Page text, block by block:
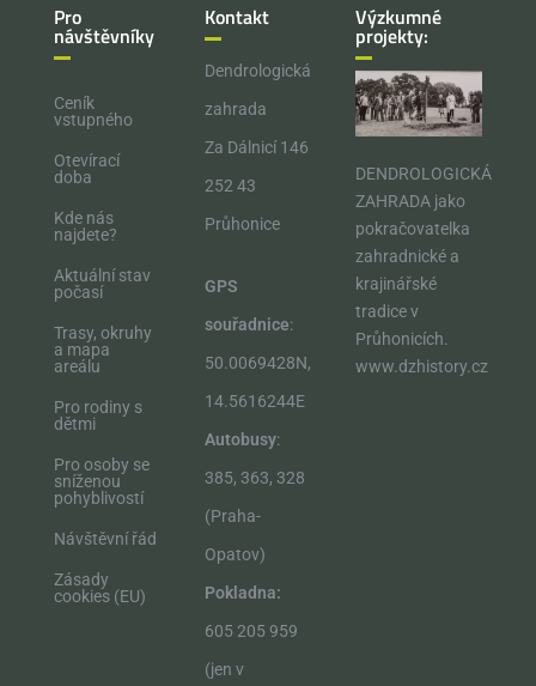
Pro
návštěvníky
Ceník
vstupného
Otevírací
doba
Kde nás
najdete?
Aktuální stav
počasí
Trasy, okruhy
a mapa
areálu
Pro rodiny s
dětmi
Pro osoby se
sníženou
pohyblivostí
Návštěvní řád
Zásady
cookies (EU)
Kontakt
Dendrologická
zahrada
Za Dálnicí 146
252 43
Průhonice
GPS
souřadnice:
50.0069428N,
14.5616244E
Autobusy:
385, 363, 328
(Praha-
Opatov)
Pokladna:
605 205 959
(jen v
Výzkumné
projekty:
DENDROLOGICKÁ
ZAHRADA jako
pokračovatelka
zahradnické a
krajinářské
tradice v
Průhonicích.​
www.dzhistory.cz